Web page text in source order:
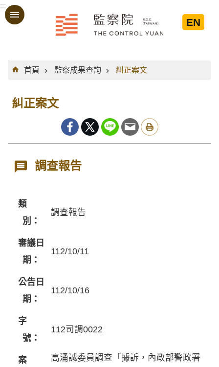
跳到主要內容區塊
:::
EN
:::
首頁
監察成果查詢 糾正案文
糾正案文
調查報告
類
別：
調查報告
審議日
期：
112/10/11
公告日
期：
112/10/16
字
號：
112司調0022
案
高涌誠委員調查「據訴，內政部警政署